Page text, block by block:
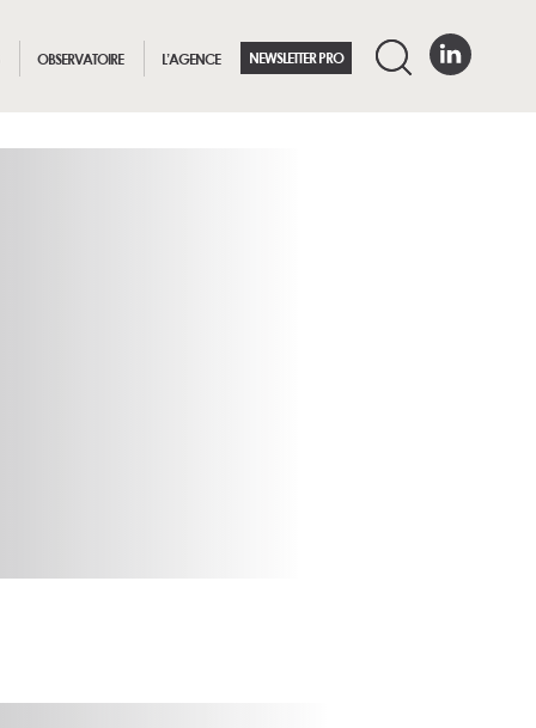
OBSERVATOIRE L’AGENCE NEWSLETTER PRO